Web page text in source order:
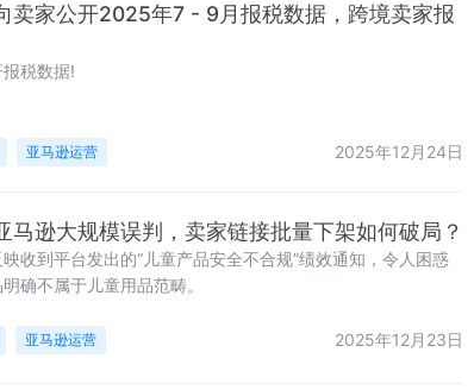
卖家公开2025年7 - 9月报税数据，跨境卖家报
税数据!
亚马逊运营 2025年12月24日
马逊大规模误判，卖家链接批量下架如何破局？
收到平台发出的“儿童产品安全不合规”绩效通知，令人困惑
确不属于儿童用品范畴。
亚马逊运营 2025年12月23日